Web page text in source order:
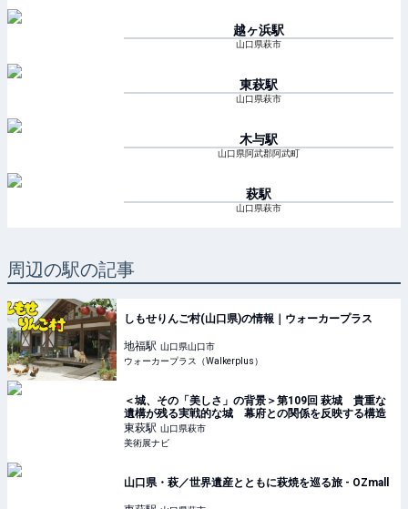
越ヶ浜駅
山口県萩市
東萩駅
山口県萩市
木与駅
山口県阿武郡阿武町
萩駅
山口県萩市
周辺の駅の記事
しもせりんご村(山口県)の情報｜ウォーカープラス
地福駅 山口県山口市
ウォーカープラス（Walkerplus）
＜城、その「美しさ」の背景＞第109回 萩城 貴重な
遺構が残る実戦的な城 幕府との関係を反映する構造
東萩駅 山口県萩市
美術展ナビ
山口県・萩／世界遺産とともに萩焼を巡る旅 - OZmall